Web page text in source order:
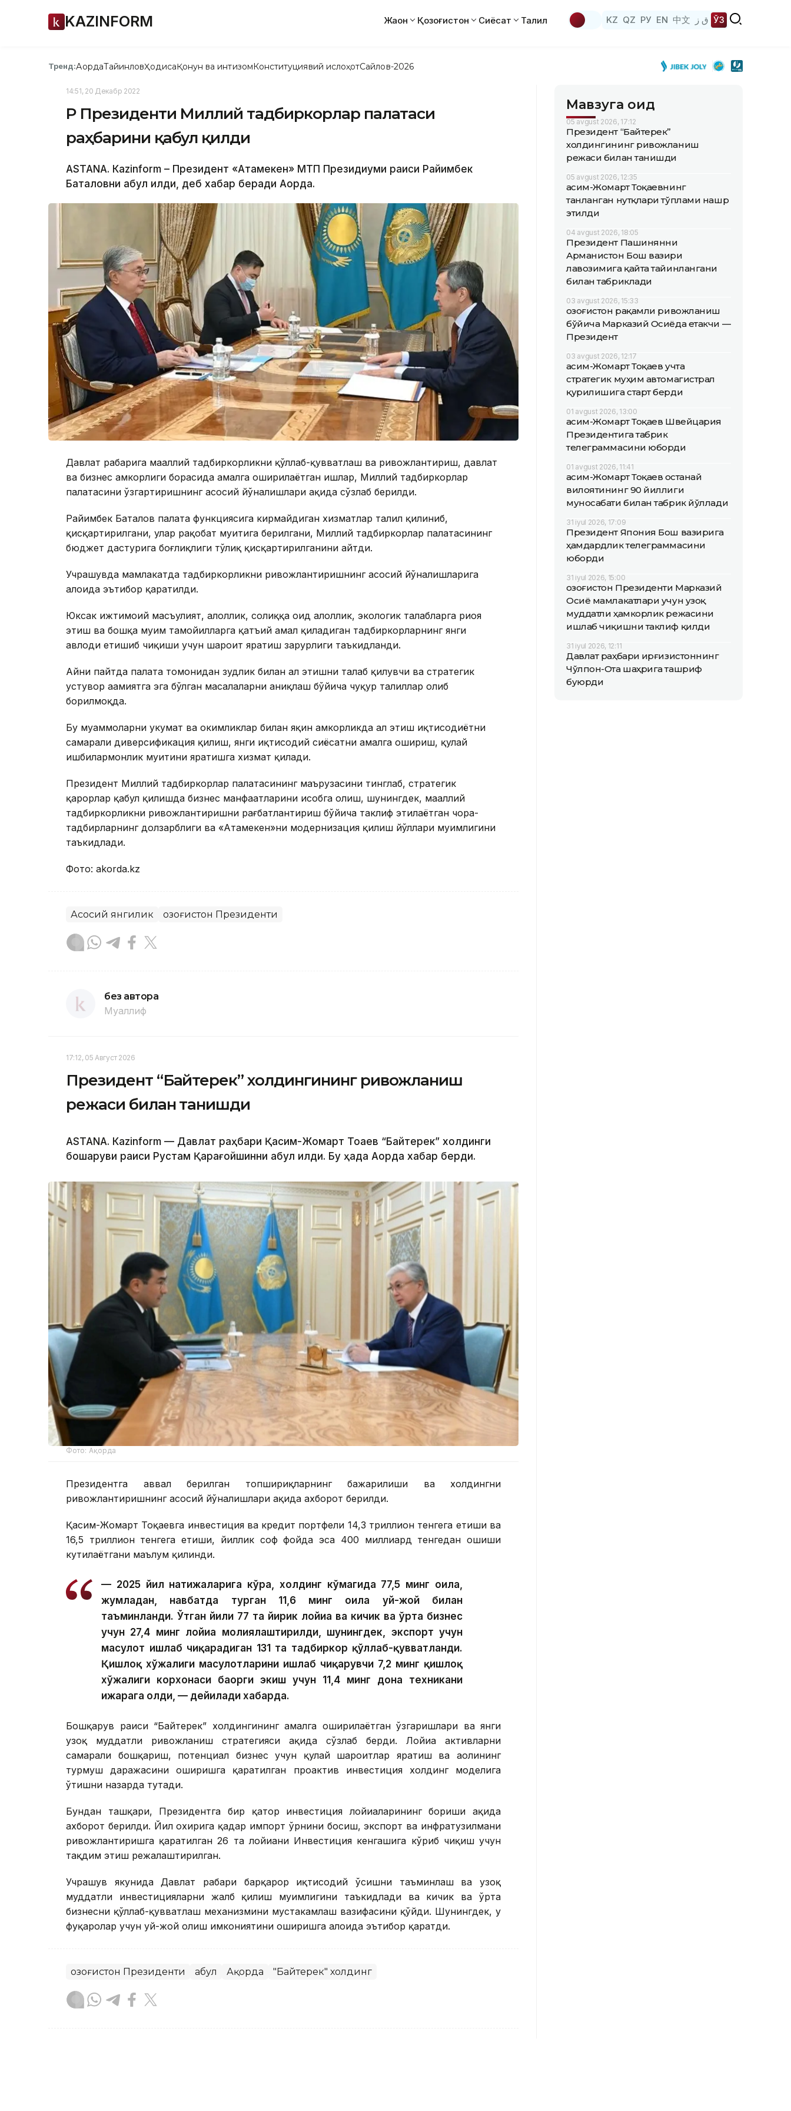
KAZINFORM Жаҳон Қозоғистон Сиёсат Таҳлил KZ QZ РУ EN 中文 ق ز ЎЗ
Тренд:АқордаТайинловҲодисаҚонун ва интизомКонституциявий ислоҳотСайлов-2026
14:51, 20 Декабр 2022
ҚР Президенти Миллий тадбиркорлар палатаси
раҳбарини қабул қилди
ASTANА. Кazinform – Президент «Атамекен» МТП Президиуми раиси Райимбек
Баталовни қабул қилди, деб хабар беради Ақорда.
Давлат раҳбарига маҳаллий тадбиркорликни қўллаб-қувватлаш ва ривожлантириш, давлат
ва бизнес ҳамкорлиги борасида амалга оширилаётган ишлар, Миллий тадбиркорлар
палатасини ўзгартиришнинг асосий йўналишлари ҳақида сўзлаб берилди.
Райимбек Баталов палата функциясига кирмайдиган хизматлар таҳлил қилиниб,
қисқартирилгани, улар рақобат муҳитига берилгани, Миллий тадбиркорлар палатасининг
бюджет дастурига боғлиқлиги тўлиқ қисқартирилганини айтди.
Учрашувда мамлакатда тадбиркорликни ривожлантиришнинг асосий йўналишларига
алоҳида эътибор қаратилди.
Юксак ижтимоий масъулият, ҳалоллик, солиққа оид ҳалоллик, экологик талабларга риоя
этиш ва бошқа муҳим тамойилларга қатъий амал қиладиган тадбиркорларнинг янги
авлоди етишиб чиқиши учун шароит яратиш зарурлиги таъкидланди.
Айни пайтда палата томонидан зудлик билан ҳал этишни талаб қилувчи ва стратегик
устувор аҳамиятга эга бўлган масалаларни аниқлаш бўйича чуқур таҳлиллар олиб
борилмоқда.
Бу муаммоларни ҳукумат ва ҳокимликлар билан яқин ҳамкорликда ҳал этиш иқтисодиётни
самарали диверсификация қилиш, янги иқтисодий сиёсатни амалга ошириш, қулай
ишбилармонлик муҳитини яратишга хизмат қилади.
Президент Миллий тадбиркорлар палатасининг маърузасини тинглаб, стратегик
қарорлар қабул қилишда бизнес манфаатларини ҳисобга олиш, шунингдек, маҳаллий
тадбиркорликни ривожлантиришни рағбатлантириш бўйича таклиф этилаётган чора-
тадбирларнинг долзарблиги ва «Атамекен»ни модернизация қилиш йўллари муҳимлигини
таъкидлади.
Фото: аkorda.kz
Асосий янгилик Қозоғистон Президенти
без автора
Муаллиф
17:12, 05 Август 2026
Президент “Байтерек” холдингининг ривожланиш
режаси билан танишди
ASTANА. Каzinform — Давлат раҳбари Қасим-Жомарт Тоқаев “Байтерек” холдинги
бошқаруви раиси Рустам Қарағойшинни қабул қилди. Бу ҳақда Ақорда хабар берди.
Фото: Ақорда
Президентга аввал берилган топшириқларнинг бажарилиши ва холдингни
ривожлантиришнинг асосий йўналишлари ҳақида ахборот берилди.
Қасим-Жомарт Тоқаевга инвестиция ва кредит портфели 14,3 триллион тенгега етиши ва
16,5 триллион тенгега етиши, йиллик соф фойда эса 400 миллиард тенгедан ошиши
кутилаётгани маълум қилинди.
— 2025 йил натижаларига кўра, холдинг кўмагида 77,5 минг оила,
жумладан, навбатда турган 11,6 минг оила уй-жой билан
таъминланди. Ўтган йили 77 та йирик лойиҳа ва кичик ва ўрта бизнес
учун 27,4 минг лойиҳа молиялаштирилди, шунингдек, экспорт учун
маҳсулот ишлаб чиқарадиган 131 та тадбиркор қўллаб-қувватланди.
Қишлоқ хўжалиги маҳсулотларини ишлаб чиқарувчи 7,2 минг қишлоқ
хўжалиги корхонаси баҳорги экиш учун 11,4 минг дона техникани
ижарага олди, — дейилади хабарда.
Бошқарув раиси “Байтерек” холдингининг амалга оширилаётган ўзгаришлари ва янги
узоқ муддатли ривожланиш стратегияси ҳақида сўзлаб берди. Лойиҳа активларни
самарали бошқариш, потенциал бизнес учун қулай шароитлар яратиш ва аҳолининг
турмуш даражасини оширишга қаратилган проактив инвестиция холдинг моделига
ўтишни назарда тутади.
Бундан ташқари, Президентга бир қатор инвестиция лойиҳаларининг бориши ҳақида
ахборот берилди. Йил охирига қадар импорт ўрнини босиш, экспорт ва инфратузилмани
ривожлантиришга қаратилган 26 та лойиҳани Инвестиция кенгашига кўриб чиқиш учун
тақдим этиш режалаштирилган.
Учрашув якунида Давлат раҳбари барқарор иқтисодий ўсишни таъминлаш ва узоқ
муддатли инвестицияларни жалб қилиш муҳимлигини таъкидлади ва кичик ва ўрта
бизнесни қўллаб-қувватлаш механизмини мустаҳкамлаш вазифасини қўйди. Шунингдек, у
фуқаролар учун уй-жой олиш имкониятини оширишга алоҳида эътибор қаратди.
Қозоғистон Президенти Қабул Ақорда "Байтерек" холдинг
Мавзуга оид
05 avgust 2026, 17:12
Президент “Байтерек”
холдингининг ривожланиш
режаси билан танишди
05 avgust 2026, 12:35
Қасим-Жомарт Тоқаевнинг
танланган нутқлари тўплами нашр
этилди
04 avgust 2026, 18:05
Президент Пашинянни
Арманистон Бош вазири
лавозимига қайта тайинлангани
билан табриклади
03 avgust 2026, 15:33
Қозоғистон рақамли ривожланиш
бўйича Марказий Осиёда етакчи —
Президент
03 avgust 2026, 12:17
Қасим-Жомарт Тоқаев учта
стратегик муҳим автомагистрал
қурилишига старт берди
01 avgust 2026, 13:00
Қасим-Жомарт Тоқаев Швейцария
Президентига табрик
телеграммасини юборди
01 avgust 2026, 11:41
Қасим-Жомарт Тоқаев Қостанай
вилоятининг 90 йиллиги
муносабати билан табрик йўллади
31 iyul 2026, 17:09
Президент Япония Бош вазирига
ҳамдардлик телеграммасини
юборди
31 iyul 2026, 15:00
Қозоғистон Президенти Марказий
Осиё мамлакатлари учун узоқ
муддатли ҳамкорлик режасини
ишлаб чиқишни таклиф қилди
31 iyul 2026, 12:11
Давлат раҳбари Қирғизистоннинг
Чўлпон-Ота шаҳрига ташриф
буюрди